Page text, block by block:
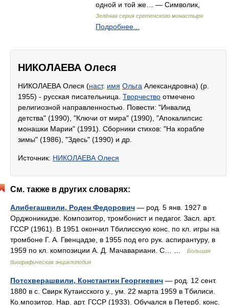
одной и той же… — Символик,
Зелёная серия сретенского монастыря
Подробнее...
НИКОЛАЕВА Олеся
НИКОЛАЕВА Олеся (наст. имя Ольга Александровна) (р.
1955) - русская писательница. Творчество отмечено
религиозной направленностью. Повести: "Инвалид
детства" (1990), "Ключи от мира" (1990), "Апокалипсис
монашки Марии" (1991). Сборники стихов: "На корабле
зимы" (1986), "Здесь" (1990) и др.
Источник: НИКОЛАЕВА Олеся
См. также в других словарях:
Алибегашвили, Роден Федорович — род. 5 янв. 1927 в
Орджоникидзе. Композитор, тромбонист и педагог. Засл. арт.
ГССР (1961). В 1951 окончил Тбилисскую конс. по кл. игры на
тромбоне Г. А. Гвенцадзе, в 1955 под его рук. аспирантуру, в
1959 по кл. композиции А. Д. Мачавариани. С… …
Большая
биографическая энциклопедия
Потсхверашвили, Константин Георгиевич — род. 12 сент.
1880 в с. Свирк Кутаисского у., ум. 22 марта 1959 в Тбилиси.
Ко.мпозитор. Нар. арт. ГССР (1933). Обучался в Петерб. конс.